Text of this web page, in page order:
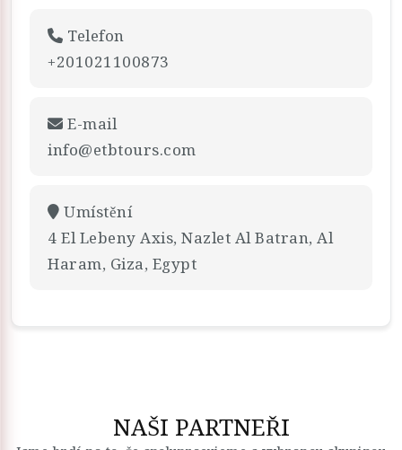
Telefon
+201021100873
E-mail
info@etbtours.com
Umístění
4 El Lebeny Axis, Nazlet Al Batran, Al
Haram, Giza, Egypt
NAŠI PARTNEŘI